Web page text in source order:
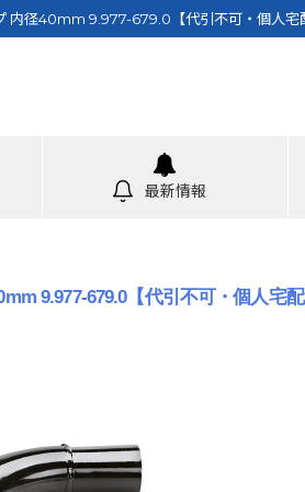
内径40mm 9.977-679.0【代引不可・個人
最新情報
9.977-679.0【代引不可・個人宅配